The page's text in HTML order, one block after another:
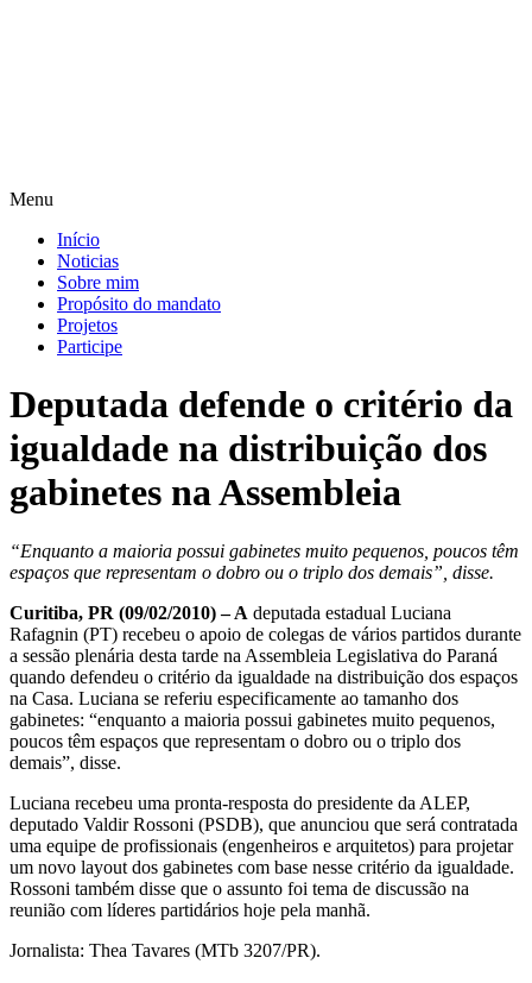
Menu
Início
Noticias
Sobre mim
Propósito do mandato
Projetos
Participe
Deputada defende o critério da
igualdade na distribuição dos
gabinetes na Assembleia
“Enquanto a maioria possui gabinetes muito pequenos, poucos têm
espaços que representam o dobro ou o triplo dos demais”, disse.
Curitiba, PR (09/02/2010) – A deputada estadual Luciana
Rafagnin (PT) recebeu o apoio de colegas de vários partidos durante
a sessão plenária desta tarde na Assembleia Legislativa do Paraná
quando defendeu o critério da igualdade na distribuição dos espaços
na Casa. Luciana se referiu especificamente ao tamanho dos
gabinetes: “enquanto a maioria possui gabinetes muito pequenos,
poucos têm espaços que representam o dobro ou o triplo dos
demais”, disse.
Luciana recebeu uma pronta-resposta do presidente da ALEP,
deputado Valdir Rossoni (PSDB), que anunciou que será contratada
uma equipe de profissionais (engenheiros e arquitetos) para projetar
um novo layout dos gabinetes com base nesse critério da igualdade.
Rossoni também disse que o assunto foi tema de discussão na
reunião com líderes partidários hoje pela manhã.
Jornalista: Thea Tavares (MTb 3207/PR).